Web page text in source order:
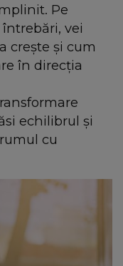
Pe
vei
crește și cum
în direcția
echilibrul și
cu